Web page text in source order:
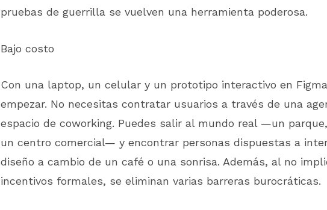
pruebas de guerrilla se vuelven una herramienta poderosa.
Bajo costo
Con una laptop, un celular y un prototipo interactivo en
empezar. No necesitas contratar usuarios a través de una
espacio de coworking. Puedes salir al mundo real —un
un centro comercial— y encontrar personas dispuestas a
diseño a cambio de un café o una sonrisa. Además, al no
incentivos formales, se eliminan varias barreras burocráticas.